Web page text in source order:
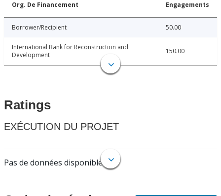
Org. De Financement Engagements
Borrower/Recipient 50.00
International Bank for Reconstruction and
Development
150.00
Ratings
EXÉCUTION DU PROJET
Pas de données disponibles.